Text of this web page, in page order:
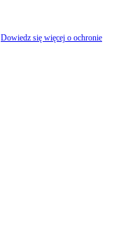
Dowiedz się więcej o ochronie